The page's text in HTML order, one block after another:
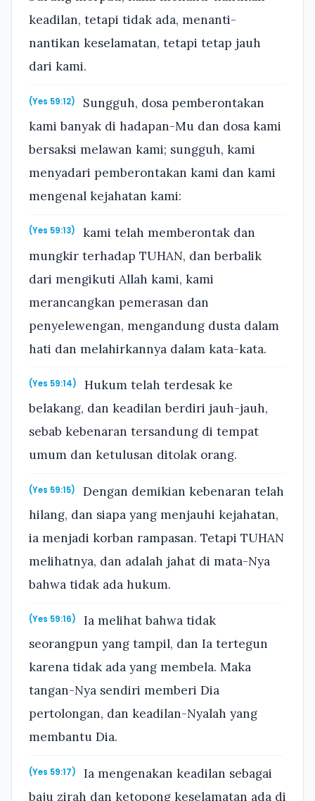
keadilan, tetapi tidak ada, menanti-
nantikan keselamatan, tetapi tetap jauh
dari kami.
(Yes 59:12)
Sungguh, dosa pemberontakan
kami banyak di hadapan-Mu dan dosa kami
bersaksi melawan kami; sungguh, kami
menyadari pemberontakan kami dan kami
mengenal kejahatan kami:
(Yes 59:13)
kami telah memberontak dan
mungkir terhadap TUHAN, dan berbalik
dari mengikuti Allah kami, kami
merancangkan pemerasan dan
penyelewengan, mengandung dusta dalam
hati dan melahirkannya dalam kata-kata.
(Yes 59:14)
Hukum telah terdesak ke
belakang, dan keadilan berdiri jauh-jauh,
sebab kebenaran tersandung di tempat
umum dan ketulusan ditolak orang.
(Yes 59:15)
Dengan demikian kebenaran telah
hilang, dan siapa yang menjauhi kejahatan,
ia menjadi korban rampasan. Tetapi TUHAN
melihatnya, dan adalah jahat di mata-Nya
bahwa tidak ada hukum.
(Yes 59:16)
Ia melihat bahwa tidak
seorangpun yang tampil, dan Ia tertegun
karena tidak ada yang membela. Maka
tangan-Nya sendiri memberi Dia
pertolongan, dan keadilan-Nyalah yang
membantu Dia.
(Yes 59:17)
Ia mengenakan keadilan sebagai
baju zirah dan ketopong keselamatan ada di